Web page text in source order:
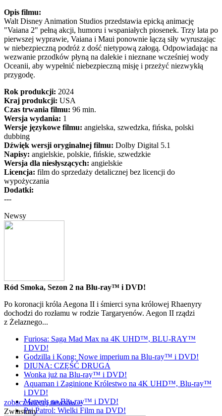
Opis filmu:
Walt Disney Animation Studios przedstawia epicką animację
"Vaiana 2" pełną akcji, humoru i wspaniałych piosenek. Trzy lata po
pierwszej wyprawie, Vaiana i Maui ponownie łączą siły wyruszając
w niebezpieczną podróż z dość nietypową załogą. Odpowiadając na
wezwanie przodków płyną na dalekie i nieznane wcześniej wody
Oceanii, aby wypełnić niebezpieczną misję i przeżyć niezwykłą
przygodę.
Rok produkcji: 2024
Kraj produkcji: USA
Czas trwania filmu: 96 min.
Wersja wydania: 1
Wersje językowe filmu: angielska, szwedzka, fińska, polski
dubbing
Dźwięk wersji oryginalnej filmu: Dolby Digital 5.1
Napisy: angielskie, polskie, fińskie, szwedzkie
Wersja dla niesłyszących: angielskie
Licencja: film do sprzedaży detalicznej bez licencji do
wypożyczania
Dodatki:
---
Newsy
Ród Smoka, Sezon 2 na Blu-ray™ i DVD!
Po koronacji króla Aegona II i śmierci syna królowej Rhaenyry
dochodzi do rozłamu w rodzie Targaryenów. Aegon II rządzi
z Żelaznego...
Furiosa: Saga Mad Max na 4K UHD™, BLU-RAY™
I DVD!
Godzilla i Kong: Nowe imperium na Blu-ray™ i DVD!
DIUNA: CZĘŚĆ DRUGA
Wonka już na Blu-ray™ i DVD!
Aquaman i Zaginione Królestwo na 4K UHD™, Blu-ray™
i DVD!
Marvels na Blu-ray™ i DVD!
Psi Patrol: Wielki Film na DVD!
zobacz więcej newsów »
Zwiastuny